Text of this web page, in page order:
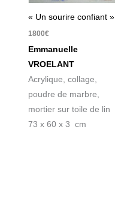
« Un sourire confiant »
1800€
Emmanuelle
VROELANT
Acrylique, collage,
poudre de marbre,
mortier sur toile de lin
73 x 60 x 3 cm